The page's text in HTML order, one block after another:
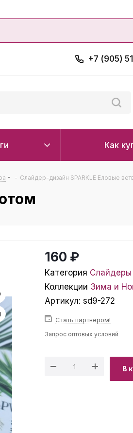
+7 (905)
Как
- Слайдер-дизайн SPARKLE Еловые
160 ₽
Категория Слайдеры
Коллекции Зима и
Артикул: sd9-272
Стать партнером!
Запрос оптовых условий
В